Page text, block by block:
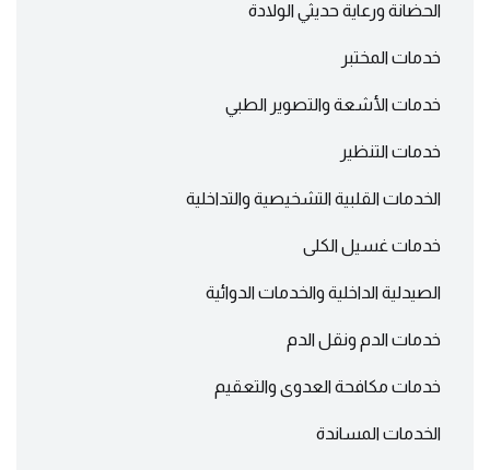
الحضانة ورعاية حديثي الولادة
خدمات المختبر
خدمات الأشعة والتصوير الطبي
خدمات التنظير
الخدمات القلبية التشخيصية والتداخلية
خدمات غسيل الكلى
الصيدلية الداخلية والخدمات الدوائية
خدمات الدم ونقل الدم
خدمات مكافحة العدوى والتعقيم
الخدمات المساندة